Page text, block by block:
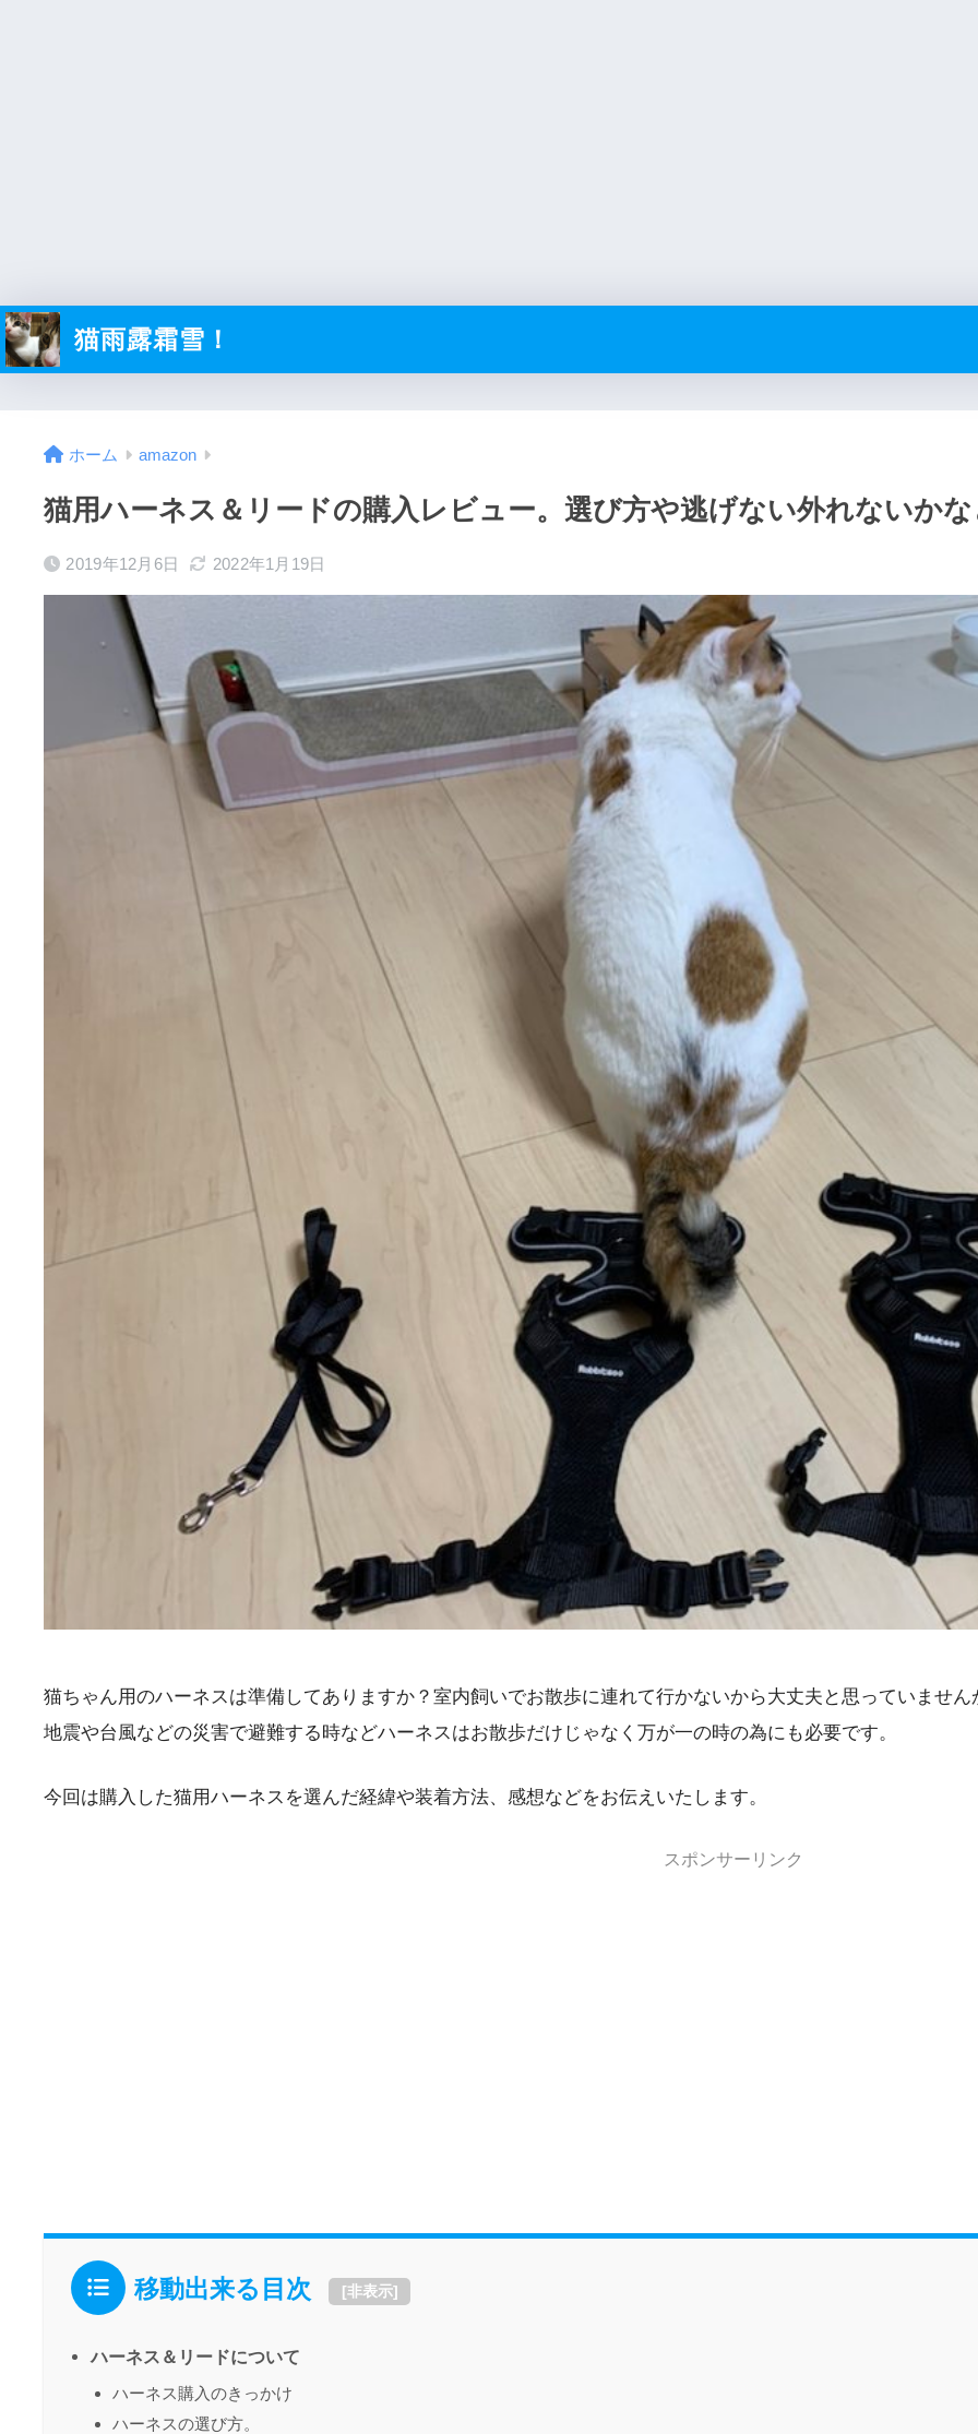
猫雨露霜雪！
ホーム amazon
猫用ハーネス＆リードの購入レビュー。選び方や逃げない外れないか
2019年12月6日 2022年1月19日
猫ちゃん用のハーネスは準備してありますか？室内飼いでお散歩に連れて行かないから大丈夫と思っていません
地震や台風などの災害で避難する時などハーネスはお散歩だけじゃなく万が一の時の為にも必要です。
今回は購入した猫用ハーネスを選んだ経緯や装着方法、感想などをお伝えいたします。
スポンサーリンク
移動出来る目次 [非表示]
ハーネス＆リードについて
ハーネス購入のきっかけ
ハーネスの選び方。